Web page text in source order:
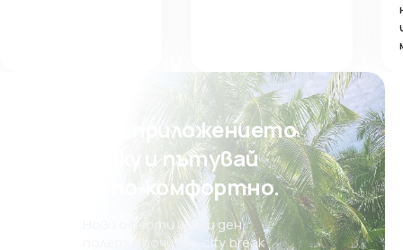
Свали приложението
на eSky и пътувай
още по-комфортно.
Нови оферти всеки ден:
полети, почивки, city break